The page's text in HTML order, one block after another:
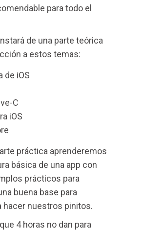
para todo el
de una parte teórica
a estos temas:
de iOS
C
iOS
práctica aprenderemos
básica de una app con
prácticos para
buena base para
hacer nuestros pinitos.
4 horas no dan para